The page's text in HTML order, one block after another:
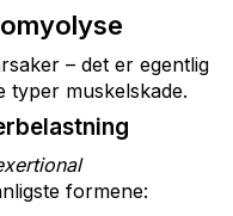
– det er egentlig
muskelskade.
formene: